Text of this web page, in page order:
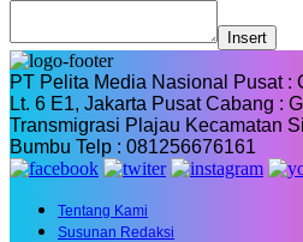
Insert
PT Pelita Media Nasional Pusat :
Lt. 6 E1, Jakarta Pusat Cabang :
Transmigrasi Plajau Kecamatan
Bumbu Telp : 081256676161
Tentang Kami
Susunan Redaksi